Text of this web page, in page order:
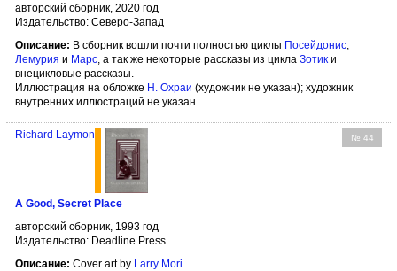
авторский сборник, 2020 год
Издательство: Северо-Запад
Описание: В сборник вошли почти полностью циклы Посейдонис,
Лемурия и Марс, а так же некоторые рассказы из цикла Зотик и
внецикловые рассказы.
Иллюстрация на обложке Н. Охраи (художник не указан); художник
внутренних иллюстраций не указан.
№ 44
Richard Laymon
A Good, Secret Place
авторский сборник, 1993 год
Издательство: Deadline Press
Описание: Cover art by Larry Mori